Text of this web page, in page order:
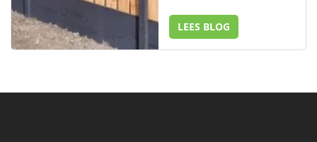
LEES BLOG